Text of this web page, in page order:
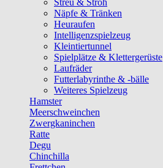
Streu & Stroh
Näpfe & Tränken
Heuraufen
Intelligenzspielzeug
Kleintiertunnel
Spielplätze & Klettergerüste
Laufräder
Futterlabyrinthe & -bälle
Weiteres Spielzeug
Hamster
Meerschweinchen
Zwergkaninchen
Ratte
Degu
Chinchilla